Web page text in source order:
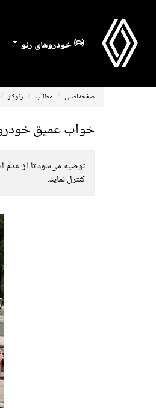
خودروهای رنو
صفحه‌اصلی مطالب رنوکار
خواب عمیق
توصیه می‌شود تا از عدم
کنترل نماید.